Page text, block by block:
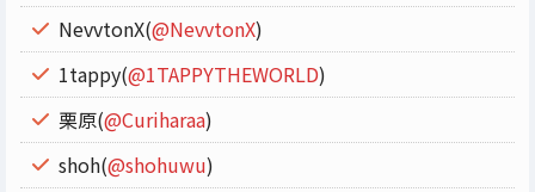
NevvtonX(@NevvtonX)
1tappy(@1TAPPYTHEWORLD)
栗原(@Curiharaa)
shoh(@shohuwu)